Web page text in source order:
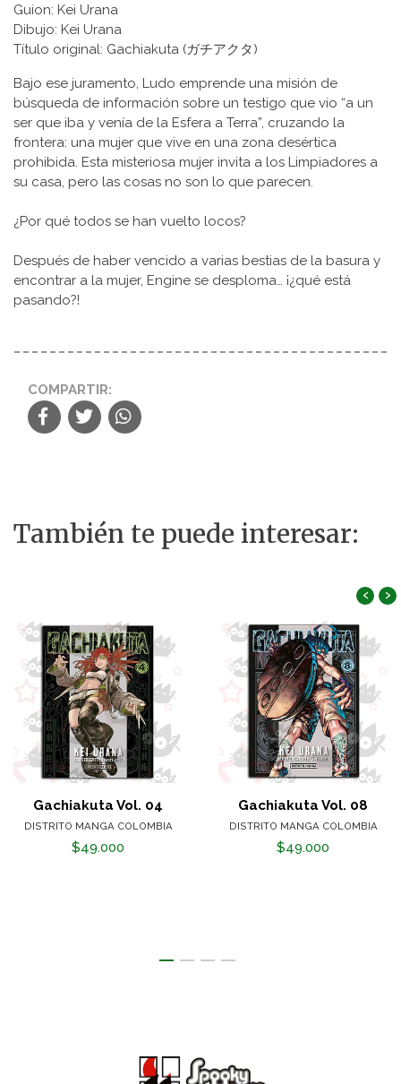
Guion: Kei Urana
Dibujo: Kei Urana
Título original: Gachiakuta (ガチアクタ)
Bajo ese juramento, Ludo emprende una misión de
búsqueda de información sobre un testigo que vio “a un
ser que iba y venía de la Esfera a Terra”, cruzando la
frontera: una mujer que vive en una zona desértica
prohibida. Esta misteriosa mujer invita a los Limpiadores a
su casa, pero las cosas no son lo que parecen.
¿Por qué todos se han vuelto locos?
Después de haber vencido a varias bestias de la basura y
encontrar a la mujer, Engine se desploma… ¡¿qué está
pasando?!
COMPARTIR:
También te puede interesar:
Gachiakuta Vol. 04
DISTRITO MANGA COLOMBIA
$49.000
Gachiakuta Vol. 08
DISTRITO MANGA COLOMBIA
$49.000
‹ ›